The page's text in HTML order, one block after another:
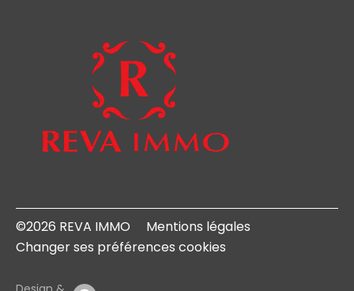
©2026 REVA IMMO
Mentions légales
Changer ses préférences cookies